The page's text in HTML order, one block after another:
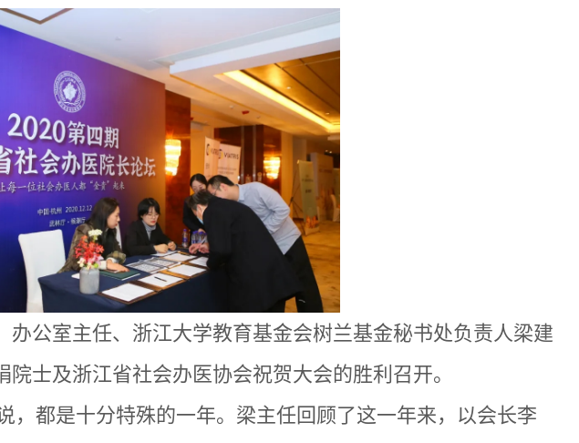
公室主任、浙江大学教育基金会树兰基金秘书处负责人梁建
士及浙江省社会办医协会祝贺大会的胜利召开。
，都是十分特殊的一年。梁主任回顾了这一年来，以会长李